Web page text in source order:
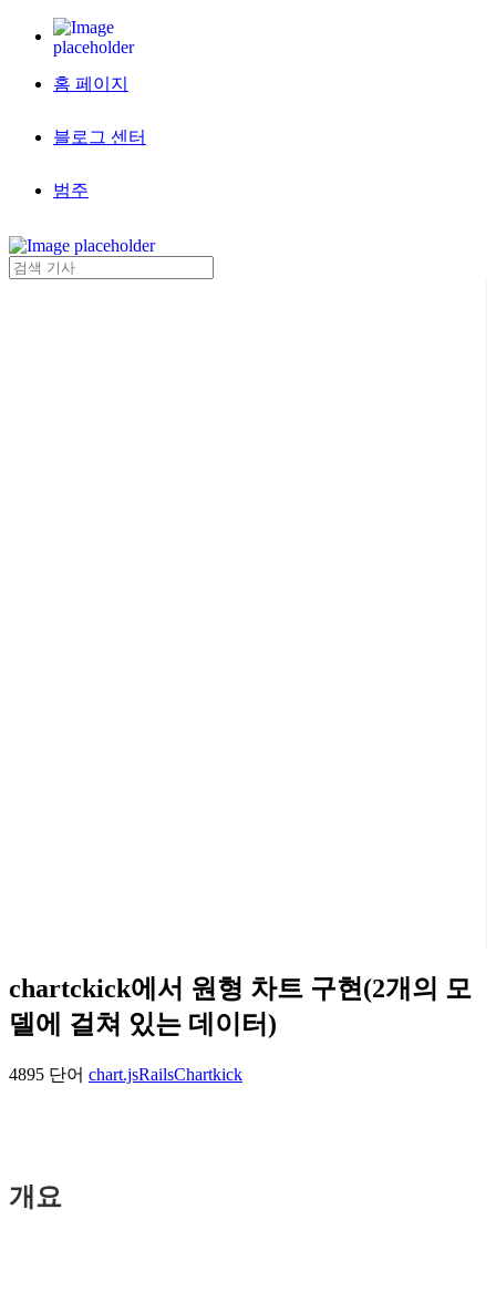
홈 페이지
블로그 센터
범주
chartckick에서 원형 차트 구현(2개의 모
델에 걸쳐 있는 데이터)
4895 단어 chart.jsRailsChartkick
개요